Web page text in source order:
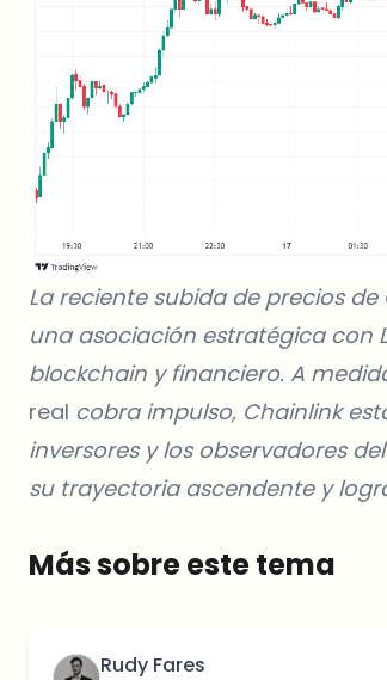
La reciente subida de precios
una asociación estratégica con
blockchain y financiero. A
real cobra impulso, Chainlink
inversores y los observadores
su trayectoria ascendente y
Más sobre este tema
Rudy Fares